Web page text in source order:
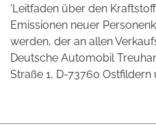
'Leitfaden über den
Emissionen neuer
werden, der an allen
Deutsche Automobil
Straße 1, D-73760